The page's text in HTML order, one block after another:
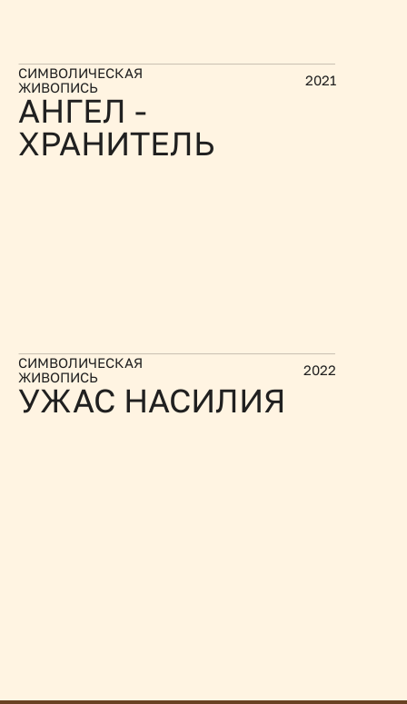
СИМВОЛИЧЕСКАЯ
ЖИВОПИСЬ
2021
АНГЕЛ -
ХРАНИТЕЛЬ
СИМВОЛИЧЕСКАЯ
ЖИВОПИСЬ
2022
УЖАС НАСИЛИЯ